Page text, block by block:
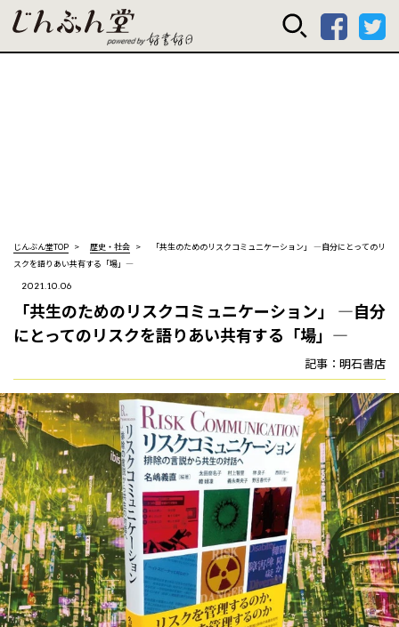
じんぶん堂
じんぶん堂TOP 歴史・社会
「共生のためのリスクコミュニケーション」 —自分にとってのリ
スクを語りあい共有する「場」—
2021.10.06
「共生のためのリスクコミュニケーション」 —自分
にとってのリスクを語りあい共有する「場」—
記事：明石書店